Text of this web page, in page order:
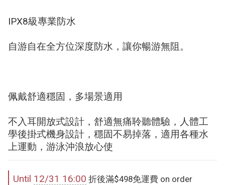
IPX8級專業防水
自游自在全方位深度防水，讓你暢游無阻。
佩戴舒適穩固，多場景適用
不入耳開放式設計，舒適無痛聆聽體驗，人體工
學後掛式機身設計，穩固不易掉落，適用各種水
上運動，游泳沖浪放心使
Until 12/31 16:00 折後滿$498免運費 on order